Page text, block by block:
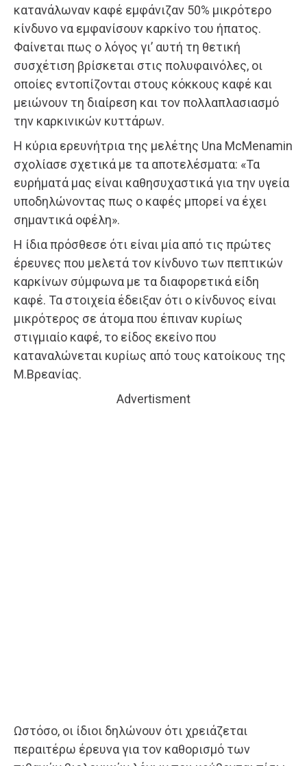
κατανάλωναν καφέ εμφάνιζαν 50% μικρότερο
κίνδυνο να εμφανίσουν καρκίνο του ήπατος.
Φαίνεται πως ο λόγος γι’ αυτή τη θετική
συσχέτιση βρίσκεται στις πολυφαινόλες, οι
οποίες εντοπίζονται στους κόκκους καφέ και
μειώνουν τη διαίρεση και τον πολλαπλασιασμό
την καρκινικών κυττάρων.
Η κύρια ερευνήτρια της μελέτης Una McMenamin
σχολίασε σχετικά με τα αποτελέσματα: «Τα
ευρήματά μας είναι καθησυχαστικά για την υγεία
υποδηλώνοντας πως ο καφές μπορεί να έχει
σημαντικά οφέλη».
Η ίδια πρόσθεσε ότι είναι μία από τις πρώτες
έρευνες που μελετά τον κίνδυνο των πεπτικών
καρκίνων σύμφωνα με τα διαφορετικά είδη
καφέ. Τα στοιχεία έδειξαν ότι ο κίνδυνος είναι
μικρότερος σε άτομα που έπιναν κυρίως
στιγμιαίο καφέ, το είδος εκείνο που
καταναλώνεται κυρίως από τους κατοίκους της
Μ.Βρεανίας.
Advertisment
Ωστόσο, οι ίδιοι δηλώνουν ότι χρειάζεται
περαιτέρω έρευνα για τον καθορισμό των